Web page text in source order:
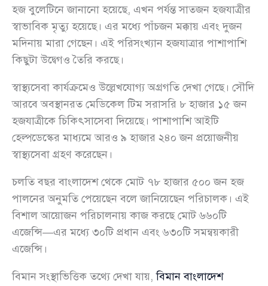
হজ বুলেটিনে জানানো হয়েছে, এখন পর্যন্ত সাতজন হজযাত্রীর
স্বাভাবিক মৃত্যু হয়েছে। এর মধ্যে পাঁচজন মক্কায় এবং দুজন
মদিনায় মারা গেছেন। এই পরিসংখ্যান হজযাত্রার পাশাপাশি
কিছুটা উদ্বেগও তৈরি করছে।
স্বাস্থ্যসেবা কার্যক্রমেও উল্লেখযোগ্য অগ্রগতি দেখা গেছে। সৌদি
আরবে অবস্থানরত মেডিকেল টিম সরাসরি ৮ হাজার ১৫ জন
হজযাত্রীকে চিকিৎসাসেবা দিয়েছে। পাশাপাশি আইটি
হেল্পডেস্কের মাধ্যমে আরও ৯ হাজার ২৪০ জন প্রয়োজনীয়
স্বাস্থ্যসেবা গ্রহণ করেছেন।
চলতি বছর বাংলাদেশ থেকে মোট ৭৮ হাজার ৫০০ জন হজ
পালনের অনুমতি পেয়েছেন বলে জানিয়েছেন পরিচালক। এই
বিশাল আয়োজন পরিচালনায় কাজ করছে মোট ৬৬০টি
এজেন্সি—এর মধ্যে ৩০টি প্রধান এবং ৬৩০টি সমন্বয়কারী
এজেন্সি।
বিমান সংস্থাভিত্তিক তথ্যে দেখা যায়,বিমান বাংলাদেশ